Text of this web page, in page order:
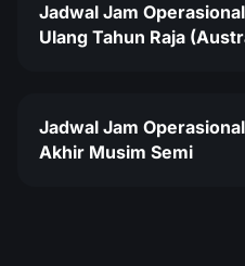
Jadwal Jam
Ulang Tahun Raja
Jadwal Jam
Akhir Musim Semi